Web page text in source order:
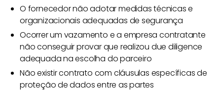
O fornecedor não adotar medidas técnicas e
organizacionais adequadas de segurança
Ocorrer um vazamento e a empresa contratante
não conseguir provar que realizou due diligence
adequada na escolha do parceiro
Não existir contrato com cláusulas específicas de
proteção de dados entre as partes